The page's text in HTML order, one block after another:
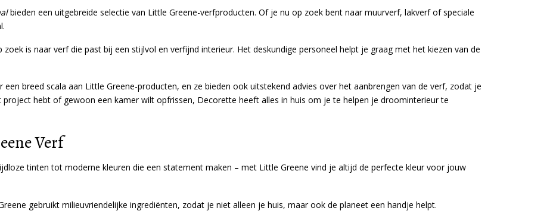
bieden een uitgebreide selectie van Little Greene-verfproducten. Of je nu op zoek bent naar muurverf, lakverf of speciale
is naar verf die past bij een stijlvol en verfijnd interieur. Het deskundige personeel helpt je graag met het kiezen van de
een breed scala aan Little Greene-producten, en ze bieden ook uitstekend advies over het aanbrengen van de verf, zodat je
hebt of gewoon een kamer wilt opfrissen, Decorette heeft alles in huis om je te helpen je droominterieur te
Verf
tinten tot moderne kleuren die een statement maken – met Little Greene vind je altijd de perfecte kleur voor jouw
gebruikt milieuvriendelijke ingrediënten, zodat je niet alleen je huis, maar ook de planeet een handje helpt.